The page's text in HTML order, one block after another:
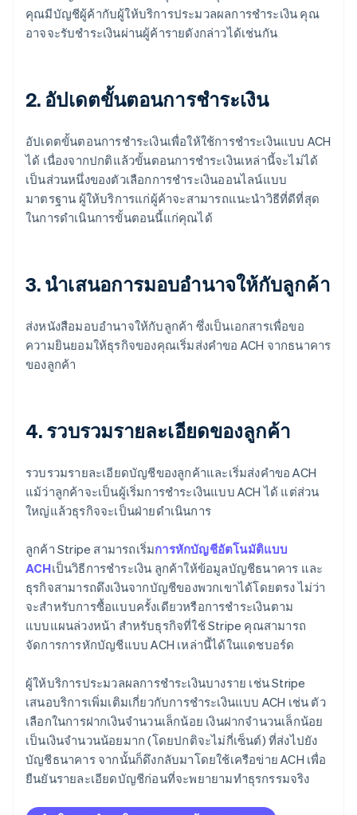
คุณมีบัญชีผู้ค้ากับผู้ให้บริการประมวลผลการชำระเงิน คุณ
อาจจะรับชำระเงินผ่านผู้ค้ารายดังกล่าวได้เช่นกัน
2. อัปเดตขั้นตอนการชำระเงิน
อัปเดตขั้นตอนการชำระเงินเพื่อให้ใช้การชำระเงินแบบ ACH
ได้ เนื่องจากปกติแล้วขั้นตอนการชำระเงินเหล่านี้จะไม่ได้
เป็นส่วนหนึ่งของตัวเลือกการชำระเงินออนไลน์แบบ
มาตรฐาน ผู้ให้บริการแก่ผู้ค้าจะสามารถแนะนำวิธีที่ดีที่สุด
ในการดำเนินการขั้นตอนนี้แก่คุณได้
3. นำเสนอการมอบอำนาจให้กับลูกค้า
ส่งหนังสือมอบอำนาจให้กับลูกค้า ซึ่งเป็นเอกสารเพื่อขอ
ความยินยอมให้ธุรกิจของคุณเริ่มส่งคำขอ ACH จากธนาคาร
ของลูกค้า
4. รวบรวมรายละเอียดของลูกค้า
รวบรวมรายละเอียดบัญชีของลูกค้าและเริ่มส่งคำขอ ACH
แม้ว่าลูกค้าจะเป็นผู้เริ่มการชำระเงินแบบ ACH ได้ แต่ส่วน
ใหญ่แล้วธุรกิจจะเป็นฝ่ายดำเนินการ
ลูกค้า Stripe สามารถเริ่มการหักบัญชีอัตโนมัติแบบ
ACHเป็นวิธีการชำระเงิน ลูกค้าให้ข้อมูลบัญชีธนาคาร และ
ธุรกิจสามารถดึงเงินจากบัญชีของพวกเขาได้โดยตรง ไม่ว่า
จะสำหรับการซื้อแบบครั้งเดียวหรือการชำระเงินตาม
แบบแผนล่วงหน้า สำหรับธุรกิจที่ใช้ Stripe คุณสามารถ
จัดการการหักบัญชีแบบ ACH เหล่านี้ได้ในแดชบอร์ด
ผู้ให้บริการประมวลผลการชำระเงินบางราย เช่น Stripe
เสนอบริการเพิ่มเติมเกี่ยวกับการชำระเงินแบบ ACH เช่น ตัว
เลือกในการฝากเงินจำนวนเล็กน้อย เงินฝากจำนวนเล็กน้อย
เป็นเงินจำนวนน้อยมาก (โดยปกติจะไม่กี่เซ็นต์) ที่ส่งไปยัง
บัญชีธนาคาร จากนั้นก็ดึงกลับมาโดยใช้เครือข่าย ACH เพื่อ
ยืนยันรายละเอียดบัญชีก่อนที่จะพยายามทำธุรกรรมจริง